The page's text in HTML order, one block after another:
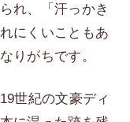
れ、「汗っかき
にくいこともあ
りがちです。
世紀の文豪ディ